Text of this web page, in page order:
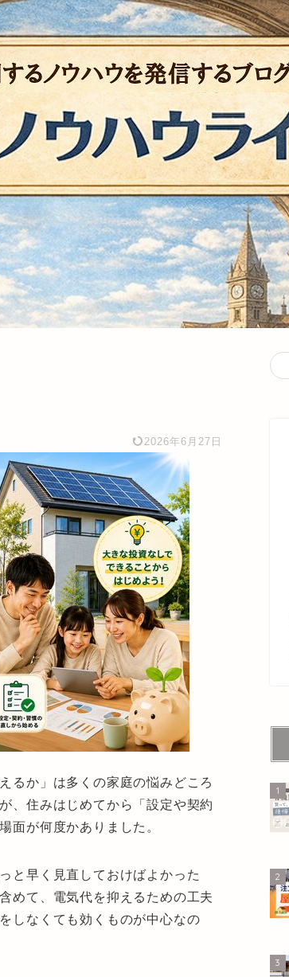
2026年6月27日
るか 」は多くの家庭の悩みどころ
、住みはじめてから「設定や契約
面が何度かありました。
と早く見直しておけばよかった
めて、電気代を抑えるための工夫
しなくても効くものが中心なの
1
2
3